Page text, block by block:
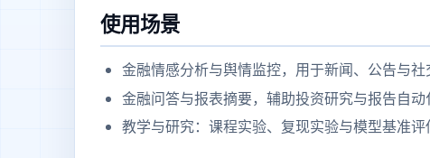
使用场景
金融情感分析与舆情监控，用于新闻、公告与社
金融问答与报表摘要，辅助投资研究与报告自动
教学与研究：课程实验、复现实验与模型基准评